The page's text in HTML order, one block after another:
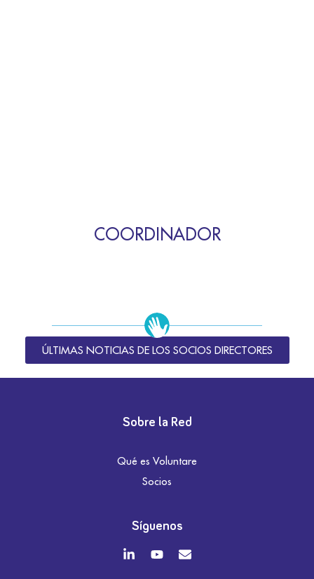
COORDINADOR
ÚLTIMAS NOTICIAS DE LOS SOCIOS DIRECTORES
Sobre la Red
Qué es Voluntare
Socios
Síguenos